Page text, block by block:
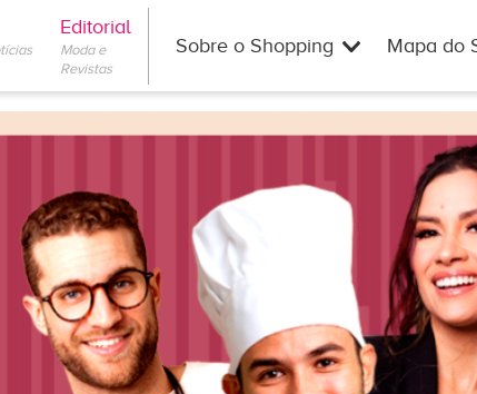
Editorial
Moda e
Revistas
Sobre o Shopping Mapa do